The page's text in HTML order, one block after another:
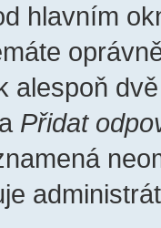
hlavním
alespoň
Přidat